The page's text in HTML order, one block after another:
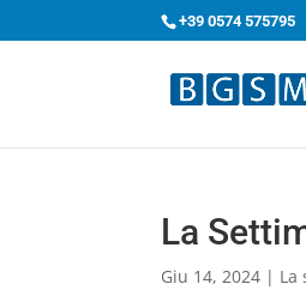
+39 0574 575795
La
Giu 14, 2024 | La